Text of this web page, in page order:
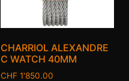
CHARRIOL ALEXANDRE
C WATCH 40MM
CHF 1'850.00